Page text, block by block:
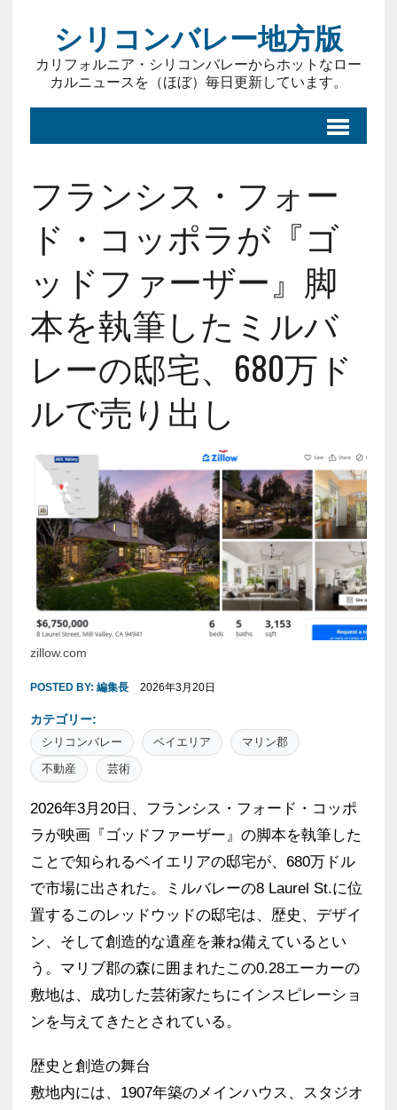
シリコンバレー地方版
カリフォルニア・シリコンバレーからホットなロー
カルニュースを（ほぼ）毎日更新しています。
フランシス・フォー
ド・コッポラが『ゴ
ッドファーザー』脚
本を執筆したミルバ
レーの邸宅、680万ド
ルで売り出し
zillow.com
POSTED BY: 編集長 2026年3月20日
カテゴリー:
シリコンバレー ベイエリア
マリン郡
不動産
芸術
2026年3月20日、フランシス・フォード・コッポ
ラが映画『ゴッドファーザー』の脚本を執筆した
ことで知られるベイエリアの邸宅が、680万ドル
で市場に出された。ミルバレーの8 Laurel St.に位
置するこのレッドウッドの邸宅は、歴史、デザイ
ン、そして創造的な遺産を兼ね備えているとい
う。マリブ郡の森に囲まれたこの0.28エーカーの
敷地は、成功した芸術家たちにインスピレーショ
ンを与えてきたとされている。
歴史と創造の舞台
敷地内には、1907年築のメインハウス、スタジオ